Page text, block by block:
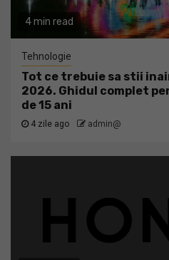
4 min read
Tehnologie
Tot ce trebuie sa stii
2026. Ghidul complet
de 15 ani
4 zile ago admin@